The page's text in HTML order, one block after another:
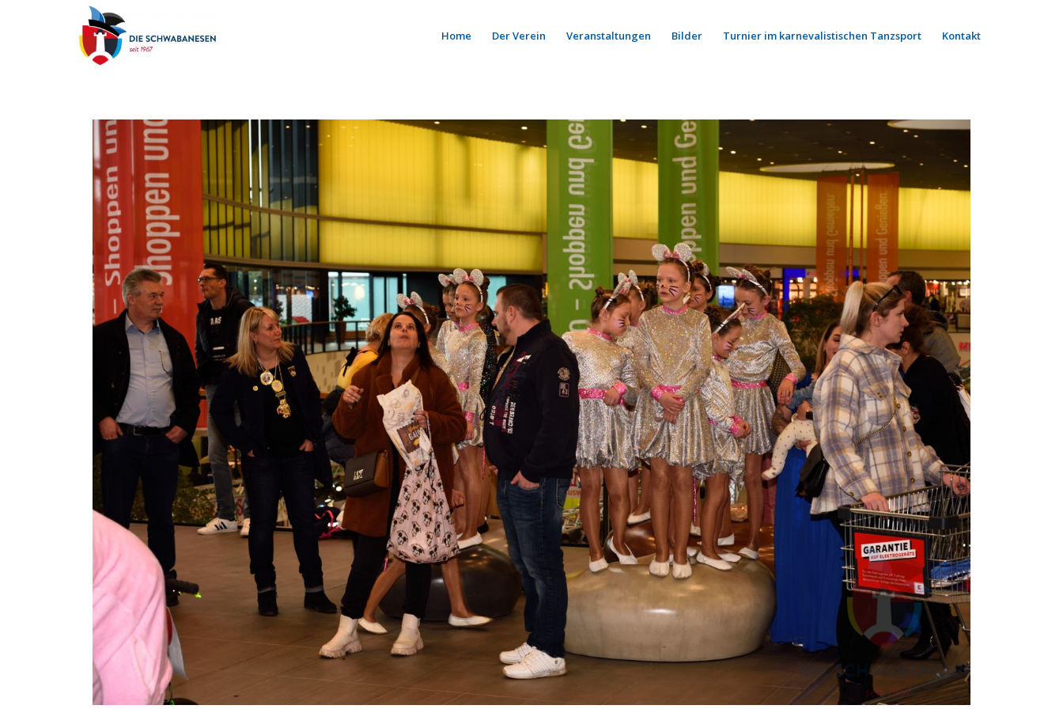
Home Der Verein Veranstaltungen Bilder Turnier im karnevalistischen Tanzsport Kontakt